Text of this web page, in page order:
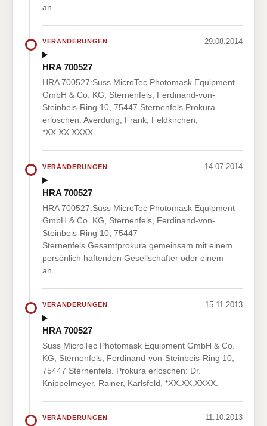
an…
VERÄNDERUNGEN 29.08.2014
HRA 700527
HRA 700527:Suss MicroTec Photomask Equipment
GmbH & Co. KG, Sternenfels, Ferdinand-von-
Steinbeis-Ring 10, 75447 Sternenfels.Prokura
erloschen: Averdung, Frank, Feldkirchen,
*XX.XX.XXXX.
VERÄNDERUNGEN 14.07.2014
HRA 700527
HRA 700527:Suss MicroTec Photomask Equipment
GmbH & Co. KG, Sternenfels, Ferdinand-von-
Steinbeis-Ring 10, 75447
Sternenfels.Gesamtprokura gemeinsam mit einem
persönlich haftenden Gesellschafter oder einem
an…
VERÄNDERUNGEN 15.11.2013
HRA 700527
Suss MicroTec Photomask Equipment GmbH & Co.
KG, Sternenfels, Ferdinand-von-Steinbeis-Ring 10,
75447 Sternenfels. Prokura erloschen: Dr.
Knippelmeyer, Rainer, Karlsfeld, *XX.XX.XXXX.
VERÄNDERUNGEN 11.10.2013